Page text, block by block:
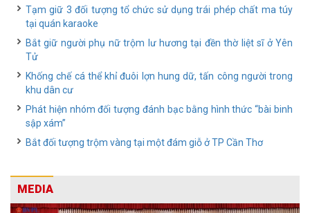
Tạm giữ 3 đối tượng tổ chức sử dụng trái phép chất ma túy
tại quán karaoke
Bắt giữ người phụ nữ trộm lư hương tại đền thờ liệt sĩ ở Yên
Tử
Khống chế cá thể khỉ đuôi lợn hung dữ, tấn công người trong
khu dân cư
Phát hiện nhóm đối tượng đánh bạc bằng hình thức “bài binh
sập xám”
Bắt đối tượng trộm vàng tại một đám giỗ ở TP Cần Thơ
MEDIA